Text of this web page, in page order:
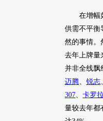
在增幅如
供需不平衡
然的事情。
去年上牌量
并非全线飘
迈腾
锐志
307
卡罗
量较去年都